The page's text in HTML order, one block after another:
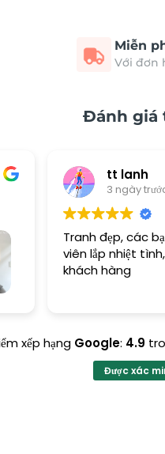
Miễn
Với đơn
Đánh giá
tt lanh
3 ngày
Tranh đẹp, các
viên lắp nhiệt
khách hàng
xếp hạng Google: 4.9
Được xác